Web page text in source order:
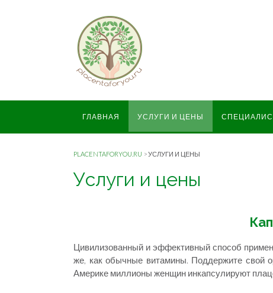
ГЛАВНАЯ УСЛУГИ И ЦЕНЫ
PLACENTAFORYOU.RU >УСЛУГИ И ЦЕНЫ
Услуги и цены
Цивилизованный и эффективный способ
же, как обычные витамины. Поддержите свой
Америке миллионы женщин инкапсулируют